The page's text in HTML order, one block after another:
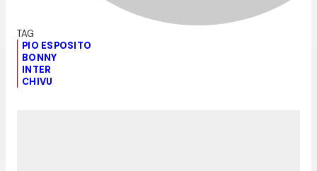
PIO ESPOSITO
BONNY
INTER
CHIVU